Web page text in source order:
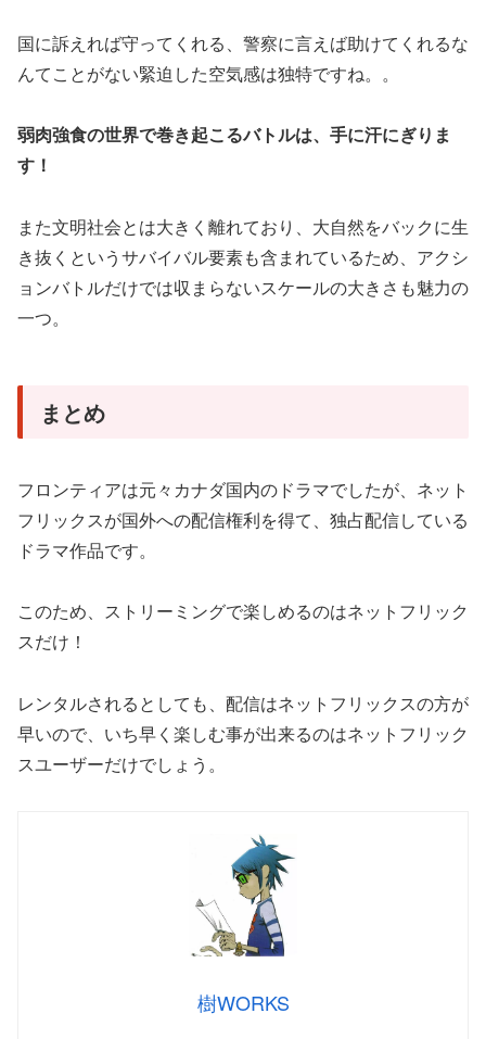
国に訴えれば守ってくれる、警察に言えば助けてくれるな
んてことがない緊迫した空気感は独特ですね。。
弱肉強食の世界で巻き起こるバトルは、手に汗にぎりま
す！
また文明社会とは大きく離れており、大自然をバックに生
き抜くというサバイバル要素も含まれているため、アクシ
ョンバトルだけでは収まらないスケールの大きさも魅力の
一つ。
まとめ
フロンティアは元々カナダ国内のドラマでしたが、ネット
フリックスが国外への配信権利を得て、独占配信している
ドラマ作品です。
このため、ストリーミングで楽しめるのはネットフリック
スだけ！
レンタルされるとしても、配信はネットフリックスの方が
早いので、いち早く楽しむ事が出来るのはネットフリック
スユーザーだけでしょう。
樹WORKS